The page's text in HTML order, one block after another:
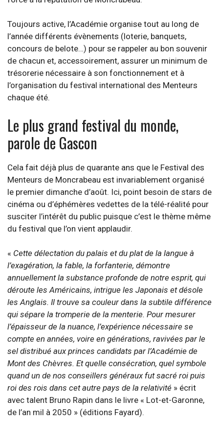
Toujours active, l’Académie organise tout au long de
l’année différents évènements (loterie, banquets,
concours de belote…) pour se rappeler au bon souvenir
de chacun et, accessoirement, assurer un minimum de
trésorerie nécessaire à son fonctionnement et à
l’organisation du festival international des Menteurs
chaque été.
Le plus grand festival du monde,
parole de Gascon
Cela fait déjà plus de quarante ans que le Festival des
Menteurs de Moncrabeau est invariablement organisé
le premier dimanche d’août. Ici, point besoin de stars de
cinéma ou d’éphémères vedettes de la télé-réalité pour
susciter l’intérêt du public puisque c’est le thème même
du festival que l’on vient applaudir.
« Cette délectation du palais et du plat de la langue à
l’exagération, la fable, la forfanterie, démontre
annuellement la substance profonde de notre esprit, qui
déroute les Américains, intrigue les Japonais et désole
les Anglais. Il trouve sa couleur dans la subtile différence
qui sépare la tromperie de la menterie. Pour mesurer
l’épaisseur de la nuance, l’expérience nécessaire se
compte en années, voire en générations, ravivées par le
sel distribué aux princes candidats par l’Académie de
Mont des Chèvres. Et quelle consécration, quel symbole
quand un de nos conseillers généraux fut sacré roi puis
roi des rois dans cet autre pays de la relativité » écrit
avec talent Bruno Rapin dans le livre « Lot-et-Garonne,
de l’an mil à 2050 » (éditions Fayard).